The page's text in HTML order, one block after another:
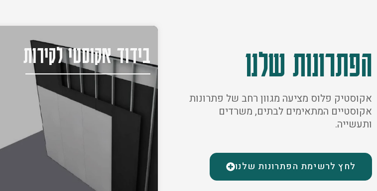
הפתרונות שלנו
אקוסטיק פלוס מציעה מגוון רחב של פתרונות
אקוסטיים המתאימים לבתים, משרדים
ותעשייה.
לחץ לרשימת הפתרונות שלנו
בידוד אקוסטי לקירות